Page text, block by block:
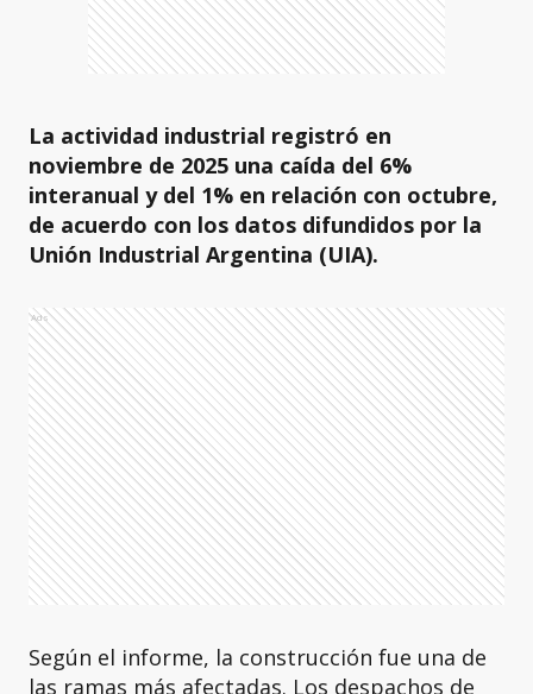
La actividad industrial registró en
noviembre de 2025 una caída del 6%
interanual y del 1% en relación con octubre,
de acuerdo con los datos difundidos por la
Unión Industrial Argentina (UIA).
Ads
Según el informe, la construcción fue una de
las ramas más afectadas. Los despachos de